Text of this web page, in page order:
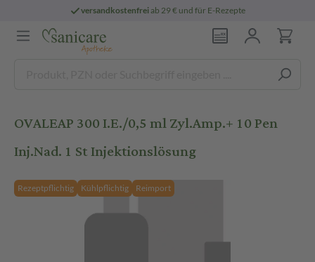
versandkostenfreiab 29 € und für E-Rezepte
OVALEAP 300 I.E./0,5 ml Zyl.Amp.+ 10 Pen
Inj.Nad. 1 St Injektionslösung
Rezeptpflichtig Kühlpflichtig Reimport